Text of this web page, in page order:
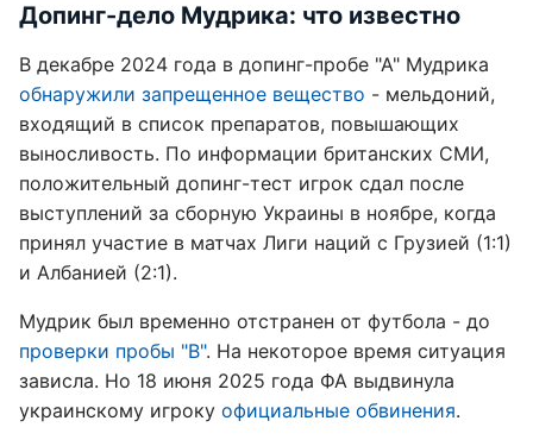
Допинг-дело Мудрика: что известно
В декабре 2024 года в допинг-пробе "А" Мудрика
обнаружили запрещенное вещество - мельдоний,
входящий в список препаратов, повышающих
выносливость. По информации британских СМИ,
положительный допинг-тест игрок сдал после
выступлений за сборную Украины в ноябре, когда
принял участие в матчах Лиги наций с Грузией (1:1)
и Албанией (2:1).
Мудрик был временно отстранен от футбола - до
проверки пробы "В". На некоторое время ситуация
зависла. Но 18 июня 2025 года ФА выдвинула
украинскому игроку официальные обвинения.